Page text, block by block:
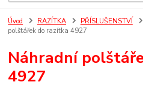
Úvod RAZÍTKA PŘÍSLUŠENSTVÍ
polštářek do razítka 4927
Náhradní
4927